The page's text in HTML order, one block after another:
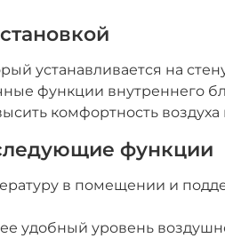
устанавливается на
функции внутреннего
комфортность
функции
в помещении и
удобный уровень